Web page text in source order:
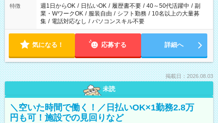
特徴 週1日からOK / 日払いOK / 履歴書不要 / 40～50代活躍中 / 副
業・WワークOK / 服装自由 / シフト勤務 / 10名以上の大量募
集 / 電話対応なし / パソコンスキル不要
気になる！ 応募する 詳細へ
掲載日：2026.08.03
未読
＼空いた時間で働く！／日払いOK×1勤務2.8万
円も可！施設での見回りなど